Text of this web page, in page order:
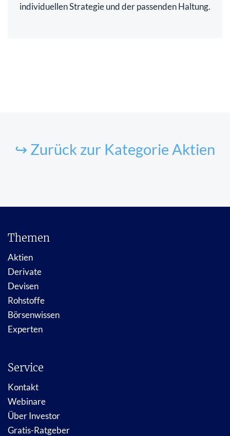
individuellen Strategie und der passenden Haltung.
↪ Zurück zur Kategorie Aktien
Themen
Aktien
Derivate
Devisen
Rohstoffe
Börsenwissen
Experten
Service
Kontakt
Webinare
Über Investor
Gratis-Ratgeber